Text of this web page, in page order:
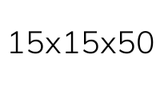
15x15x50